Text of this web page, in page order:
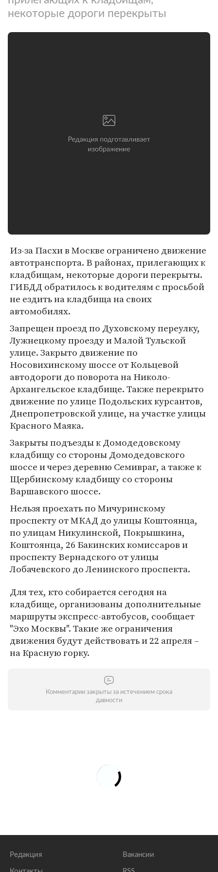
некоторые дороги перекрыты
Из-за Пасхи в Москве ограничено движение
автотранспорта. В районах, прилегающих к
кладбищам, некоторые дороги перекрыты.
ГИБДД обратилось к водителям с просьбой
не ездить на кладбища на своих
автомобилях.
Запрещен проезд по Духовскому переулку,
Лужнецкому проезду и Малой Тульской
улице. Закрыто движение по
Носовихинскому шоссе от Кольцевой
автодороги до поворота на Николо-
Архангельское кладбище. Также перекрыто
движение по улице Подольских курсантов,
Днепропетровской улице, на участке улицы
Красного Маяка.
Закрыты подъезды к Домодедовскому
кладбищу со стороны Домодедовского
шоссе и через деревню Семивраг, а также к
Щербинскому кладбищу со стороны
Варшавского шоссе.
Нельзя проехать по Мичуринскому
проспекту от МКАД до улицы Коштоянца,
по улицам Никулинской, Покрышкина,
Коштоянца, 26 Бакинских комиссаров и
проспекту Вернадского от улицы
Лобачевского до Ленинского проспекта.
Для тех, кто собирается сегодня на
кладбище, организованы дополнительные
маршруты экспресс-автобусов, сообщает
"Эхо Москвы". Такие же ограничения
движения будут действовать и 22 апреля –
на Красную горку.
Комментарии закрыты за истечением срока
давности
Редакция Вакансии